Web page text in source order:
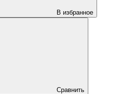
В избранное
Сравнить